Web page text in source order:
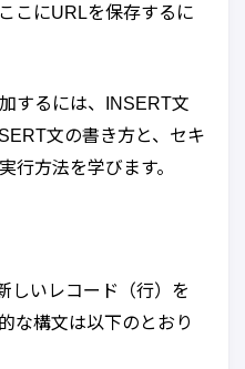
こにURLを保存するに
するには、INSERT文
文の書き方と、セキ
行方法を学びます。
しいレコード（行）を
な構文は以下のとおり